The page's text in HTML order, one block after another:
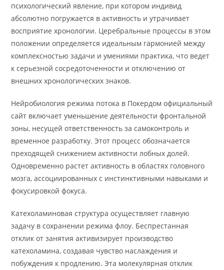
психологический явление, при котором индивид
абсолютно погружается в активность и утрачивает
восприятие хронологии. Церебральные процессы в этом
положении определяется идеальным гармонией между
комплексностью задачи и умениями практика, что ведет
к серьезной сосредоточенности и отключению от
внешних хронологических знаков.
Нейробиология режима потока в Покердом официальный
сайт включает уменьшение деятельности фронтальной
зоны, несущей ответственность за самоконтроль и
временное разработку. Этот процесс обозначается
преходящей снижением активности лобных долей.
Одновременно растет активность в областях головного
мозга, ассоциированных с инстинктивными навыками и
фокусировкой фокуса.
Катехоламиновая структура осуществляет главную
задачу в сохранении режима флоу. Беспрестанная
отклик от занятия активизирует производство
катехоламина, создавая чувство наслаждения и
побуждения к продлению. Эта молекулярная отклик